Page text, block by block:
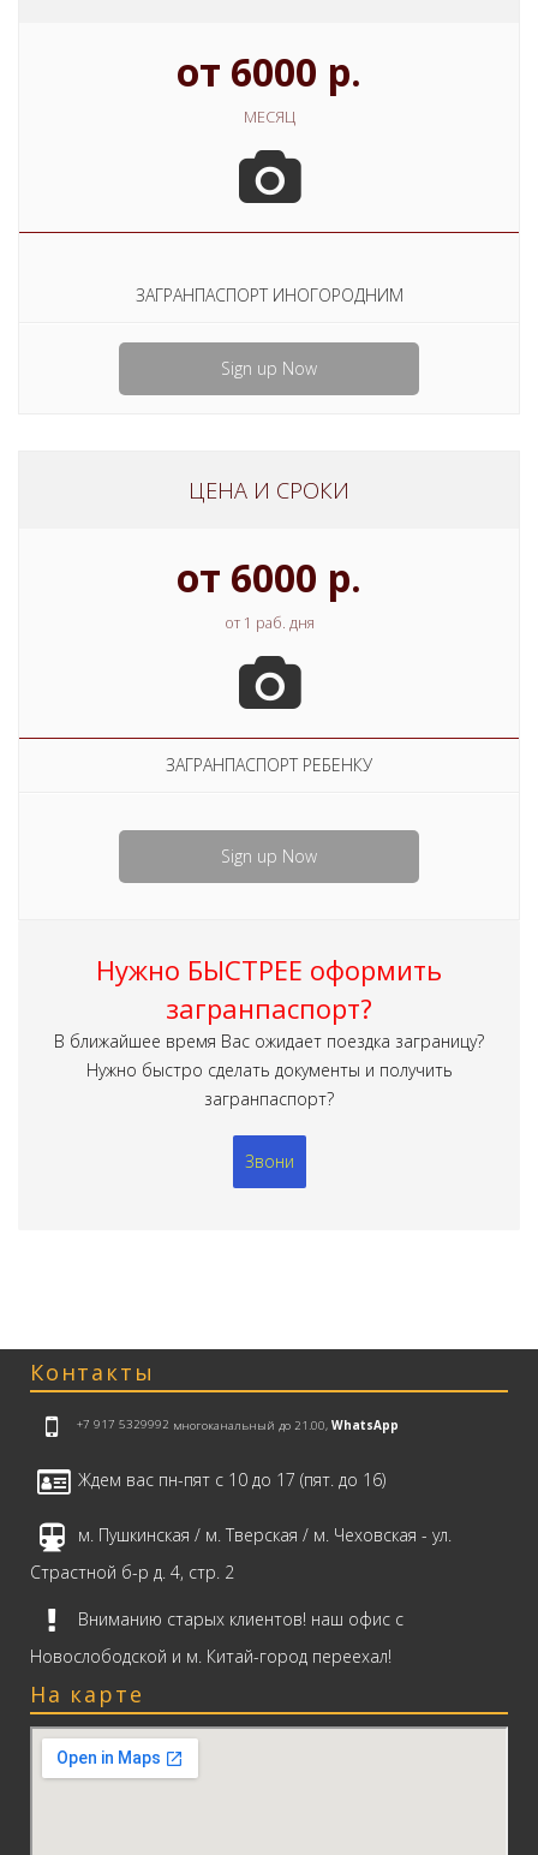
от 6000 р.
МЕСЯЦ
ЗАГРАНПАСПОРТ ИНОГОРОДНИМ
Sign up Now
ЦЕНА И СРОКИ
от 6000 р.
от 1 раб. дня
ЗАГРАНПАСПОРТ РЕБЕНКУ
Sign up Now
Нужно БЫСТРЕЕ оформить
загранпаспорт?
В ближайшее время Вас ожидает поездка заграницу?
Нужно быстро сделать документы и получить
загранпаспорт?
Звони
Контакты
+7 917 5329992 многоканальный до 21.00, WhatsApp
Ждем вас пн-пят с 10 до 17 (пят. до 16)
м. Пушкинская / м. Тверская / м. Чеховская - ул.
Страстной б-р д. 4, стр. 2
Вниманию старых клиентов! наш офис с
Новослободской и м. Китай-город переехал!
На карте